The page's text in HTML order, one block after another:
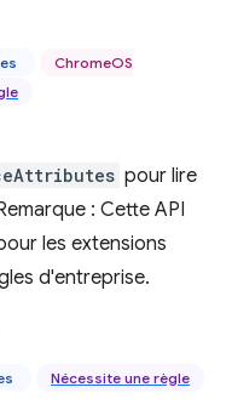
ChromeOS
pour lire
: Cette API
les extensions
d'entreprise.
Nécessite une règle